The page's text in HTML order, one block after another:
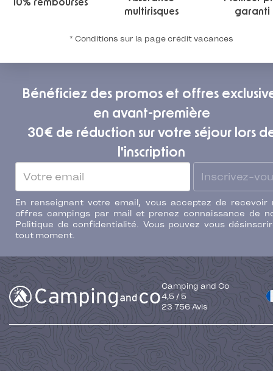
10% remboursés
multirisques
garanti
* Conditions sur la page crédit vacances
Bénéficiez des promos et offres
en avant-première
30€ de réduction sur votre séjour lors
l'inscription
Inscrivez-
En renseignant votre email, vous acceptez de recevoir
offres campings par mail et prenez connaissance de
Politique de confidentialité. Vous pouvez vous
tout moment.
Camping and Co
4,5 / 5
23 756Avis